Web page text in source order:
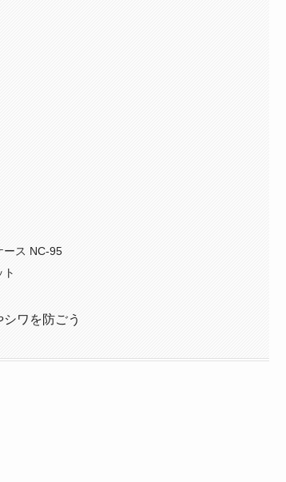
ース NC-95
ワを防ごう